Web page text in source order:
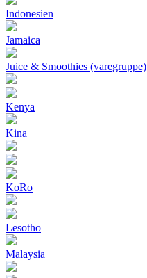
Indonesien
Jamaica
Juice & Smoothies (varegruppe)
Kenya
Kina
KoRo
Lesotho
Malaysia